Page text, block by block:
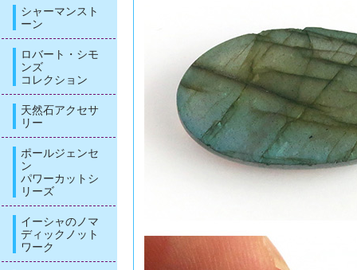
シャーマンスト
ーン
ロバート・シモ
ンズ
コレクション
天然石アクセサ
リー
ポールジェンセ
ン
パワーカットシ
リーズ
イーシャのノマ
ディックノット
ワーク